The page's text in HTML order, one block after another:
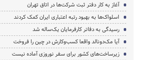
آغاز به کار دفتر ثبت شرکت‌ها در اتاق تهران
اسلواک‌ها به بهبود رتبه اعتباری ایران کمک کردند
رسیدگی به دفاتر کارفرمایان یک‌ساله شد
آیا مک‌دونالد واقعا کسب‌وکارش در چین را فروخت
زیرساخت‌های کشور برای سفر نوروزی آماده نیست